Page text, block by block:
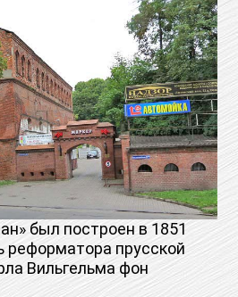
был построен в 1851
реформатора прусской
Вильгельма фон